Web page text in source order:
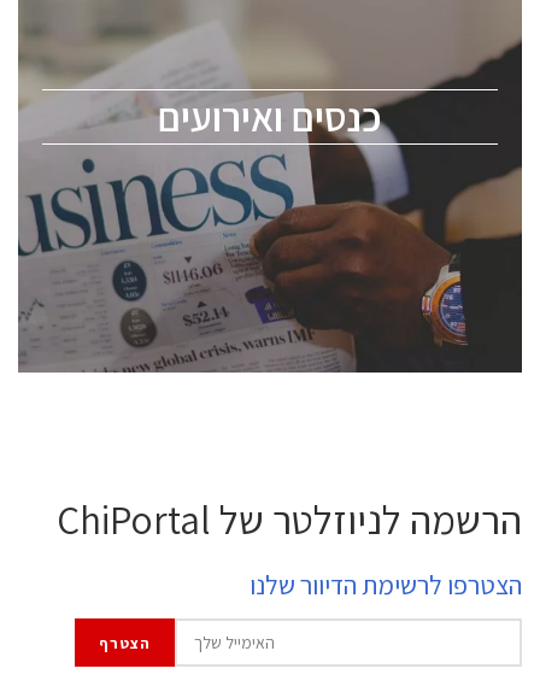
כנסים ואירועים
לכל העוסקים בתעשיית הסמיקונדקטור כולל מהנדסים,
ChipEx2026 will be held on May 12-13, 2026. The
conference is intended for everyone involved in the
semiconductor industry, including engineers,
professional experts, and senior executives.
לחץ לפרטים
הרשמה לניוזלטר של ChiPortal
הצטרפו לרשימת הדיוור שלנו